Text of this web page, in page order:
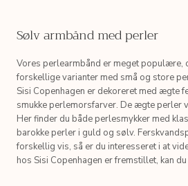
Sølv armbånd med perler
Vores perlearmbånd er meget populære,
forskellige varianter med små og store
Sisi Copenhagen er dekoreret med ægte
smukke perlemorsfarver. De ægte perler
Her finder du både perlesmykker med
barokke perler i guld og sølv.
forskellig vis, så er du interesseret i at
hos Sisi Copenhagen er fremstillet, kan